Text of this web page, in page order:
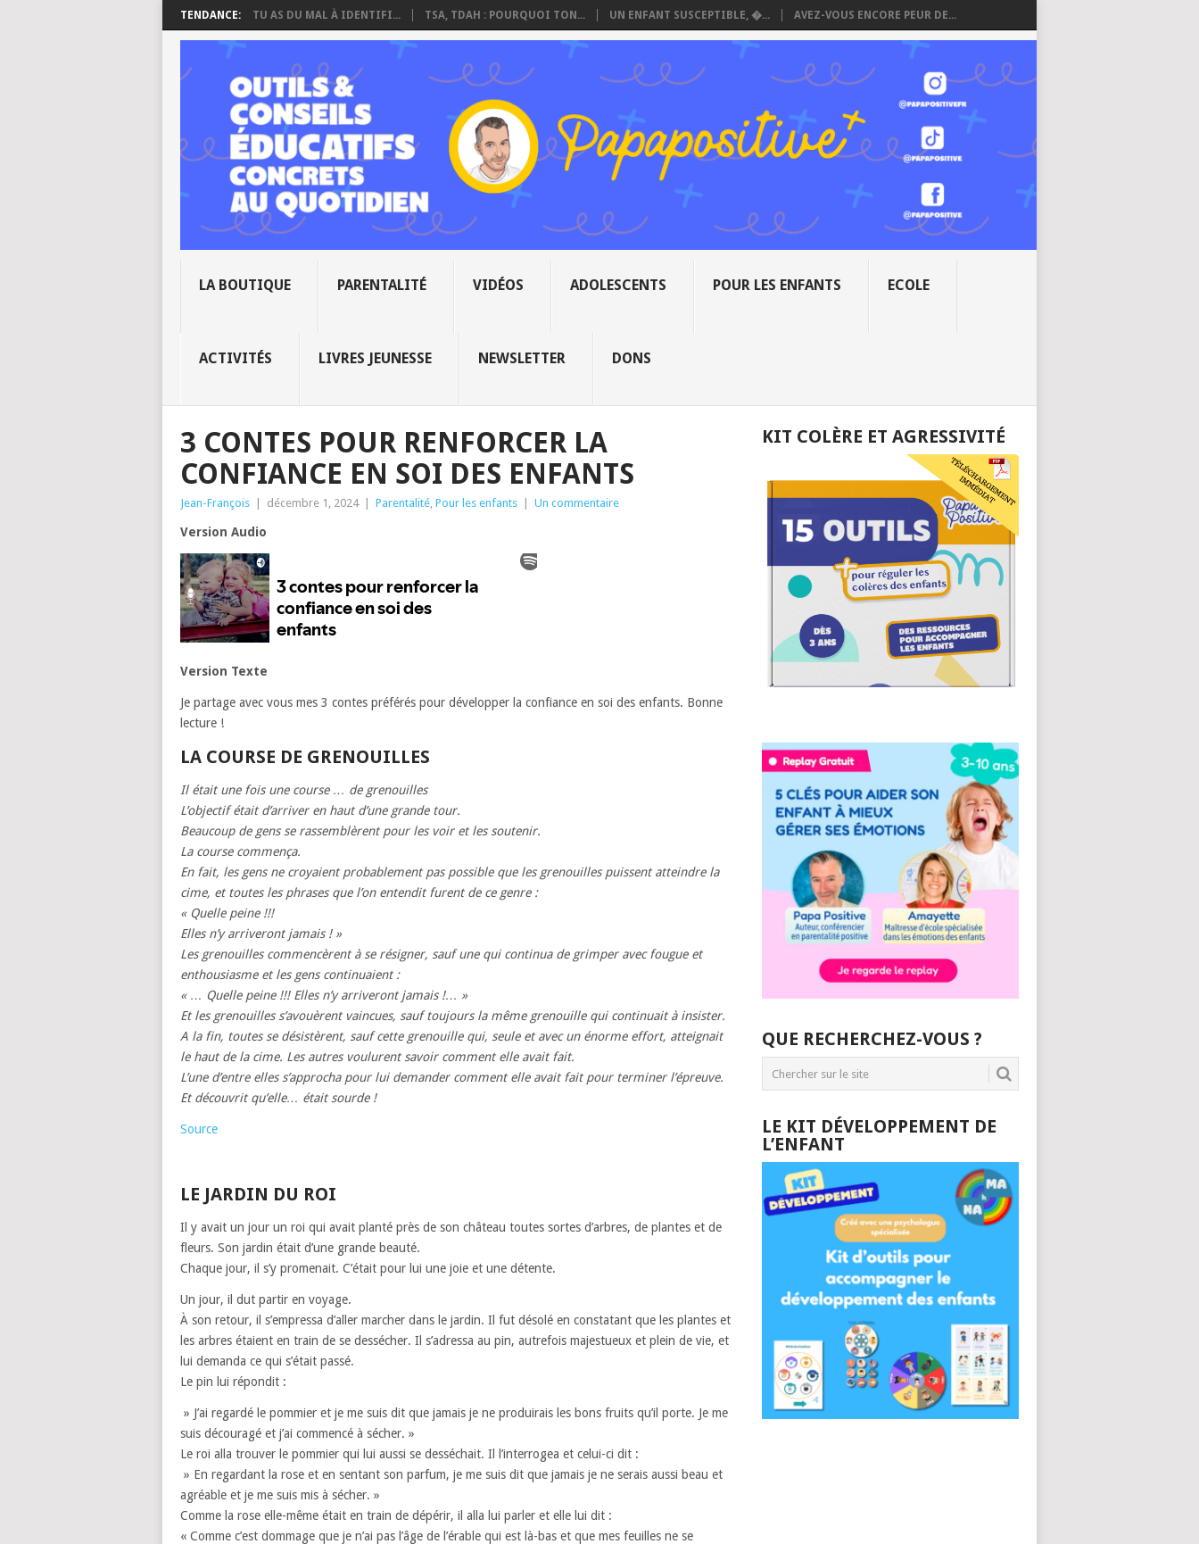
TENDANCE: TU AS DU MAL À IDENTIFI... TSA, TDAH : POURQUOI TON... UN ENFANT SUSCEPTIBLE, �... AVEZ-VOUS ENCORE PEUR DE...
LA BOUTIQUE PARENTALITÉ VIDÉOS ADOLESCENTS POUR LES ENFANTS ECOLE
ACTIVITÉS LIVRES JEUNESSE NEWSLETTER DONS
3 CONTES POUR RENFORCER LA
CONFIANCE EN SOI DES ENFANTS
Jean-François décembre 1, 2024 Parentalité Pour les enfants Un commentaire
Version Audio
Version Texte
Je partage avec vous mes 3 contes préférés pour développer la confiance en soi des enfants. Bonne
lecture !
LA COURSE DE GRENOUILLES
Il était une fois une course … de grenouilles
L’objectif était d’arriver en haut d’une grande tour.
Beaucoup de gens se rassemblèrent pour les voir et les soutenir.
La course commença.
En fait, les gens ne croyaient probablement pas possible que les grenouilles puissent atteindre la
cime, et toutes les phrases que l’on entendit furent de ce genre :
« Quelle peine !!!
Elles n’y arriveront jamais ! »
Les grenouilles commencèrent à se résigner, sauf une qui continua de grimper avec fougue et
enthousiasme et les gens continuaient :
« … Quelle peine !!! Elles n’y arriveront jamais !… »
Et les grenouilles s’avouèrent vaincues, sauf toujours la même grenouille qui continuait à insister.
A la fin, toutes se désistèrent, sauf cette grenouille qui, seule et avec un énorme effort, atteignait
le haut de la cime. Les autres voulurent savoir comment elle avait fait.
L’une d’entre elles s’approcha pour lui demander comment elle avait fait pour terminer l’épreuve.
Et découvrit qu’elle… était sourde !
Source
LE JARDIN DU ROI
Il y avait un jour un roi qui avait planté près de son château toutes sortes d’arbres, de plantes et de
fleurs. Son jardin était d’une grande beauté.
Chaque jour, il s’y promenait. C’était pour lui une joie et une détente.
Un jour, il dut partir en voyage.
À son retour, il s’empressa d’aller marcher dans le jardin. Il fut désolé en constatant que les plantes et
les arbres étaient en train de se dessécher. Il s’adressa au pin, autrefois majestueux et plein de vie, et
lui demanda ce qui s’était passé.
Le pin lui répondit :
» J’ai regardé le pommier et je me suis dit que jamais je ne produirais les bons fruits qu’il porte. Je me
suis découragé et j’ai commencé à sécher. »
Le roi alla trouver le pommier qui lui aussi se desséchait. Il l’interrogea et celui-ci dit :
» En regardant la rose et en sentant son parfum, je me suis dit que jamais je ne serais aussi beau et
agréable et je me suis mis à sécher. »
Comme la rose elle-même était en train de dépérir, il alla lui parler et elle lui dit :
« Comme c’est dommage que je n’ai pas l’âge de l’érable qui est là-bas et que mes feuilles ne se
KIT COLÈRE ET AGRESSIVITÉ
QUE RECHERCHEZ-VOUS ?
LE KIT DÉVELOPPEMENT DE
L’ENFANT